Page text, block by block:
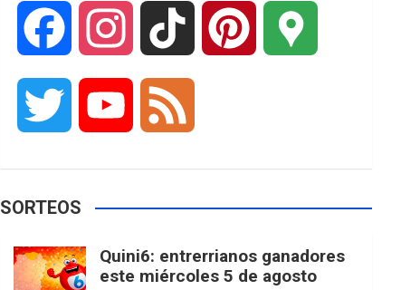
a
b
n
a
i
t
u e
d
SORTEOS
Quini6: entrerrianos ganadores
este miércoles 5 de agosto